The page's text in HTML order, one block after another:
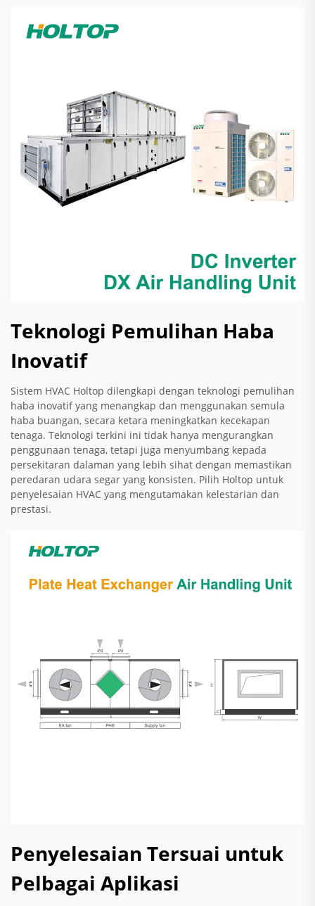
Teknologi Pemulihan Haba
Inovatif
Sistem HVAC Holtop dilengkapi dengan teknologi pemulihan
haba inovatif yang menangkap dan menggunakan semula
haba buangan, secara ketara meningkatkan kecekapan
tenaga. Teknologi terkini ini tidak hanya mengurangkan
penggunaan tenaga, tetapi juga menyumbang kepada
persekitaran dalaman yang lebih sihat dengan memastikan
peredaran udara segar yang konsisten. Pilih Holtop untuk
penyelesaian HVAC yang mengutamakan kelestarian dan
prestasi.
Penyelesaian Tersuai untuk
Pelbagai Aplikasi